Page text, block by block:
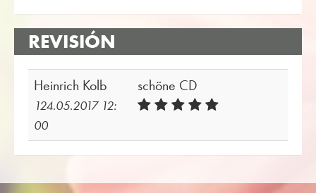
El sello musical Obrasso Records pertenece a
la editorial Obrasso de Suiza. El Black Dyke
Band ha grabado mucha música para
Obrasso. Puede encontrarlos en la tienda
online de Obrasso Partitura para banda de
metales disponible.
Todos los operadores de sonido también están
disponibles digitalmente en los populares
REVISIÓN
Heinrich Kolb
124.05.2017 12:
00
schöne CD